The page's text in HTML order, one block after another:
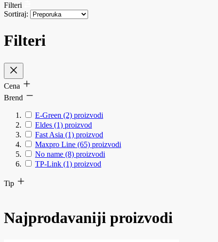
Filteri
Sortiraj:
Filteri
Cena
Brend
E-Green (2) proizvodi
Eldes (1) proizvod
Fast Asia (1) proizvod
Maxpro Line (65) proizvodi
No name (8) proizvodi
TP-Link (1) proizvod
Tip
Najprodavaniji proizvodi